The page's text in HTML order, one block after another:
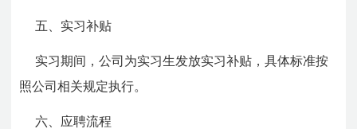
五、实习补贴
实习期间，公司为实习生发放实习补贴，具体标准按
照公司相关规定执行。
六、应聘流程